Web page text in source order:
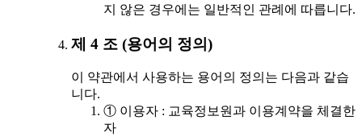
지 않은 경우에는 일반적인 관례에 따릅니다.
제 4 조 (용어의 정의)
이 약관에서 사용하는 용어의 정의는 다음과 같습
니다.
① 이용자 : 교육정보원과 이용계약을 체결한
자